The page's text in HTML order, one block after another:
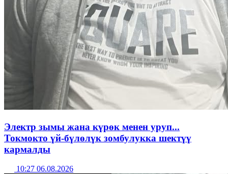
Электр зымы жана күрөк менен уруп...
Токмокто үй-бүлөлүк зомбулукка шектүү
кармалды
10:27 06.08.2026